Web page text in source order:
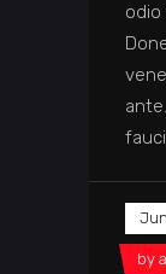
by